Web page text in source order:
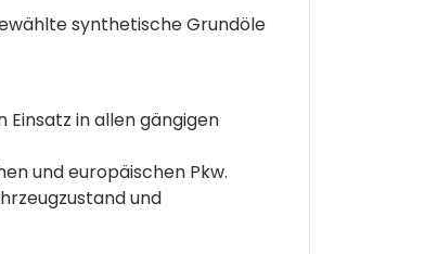
synthetische Grundöle
in allen gängigen
und europäischen Pkw.
und